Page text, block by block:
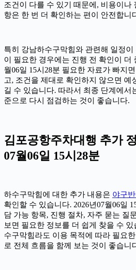
조건이 다를 수 있기 때문에, 비용이나
항은 한 번 더 확인하는 편이 안전합니
특히 강남하수구막힘와 관련해 일정
이 필요한 경우에는 진행 전 확인이 더
월06일 15시28분 필요한 자료가 빠지
고, 조건을 제대로 확인하지 않으면 예
길 수 있습니다. 따라서 최종 단계에서
준으로 다시 점검하는 것이 좋습니다.
김포공항주차대행 추가
07월06일 15시28분
하수구막힘에 대한 추가 내용은 야구반
확인할 수 있습니다. 2026년07월06일
담 가능 항목, 진행 절차, 자주 묻는 질
보면 필요한 정보를 더 쉽게 찾을 수
수구막힘라도 이용 목적에 따라 필요
로 전체 흐름을 함께 보는 것이 좋습니